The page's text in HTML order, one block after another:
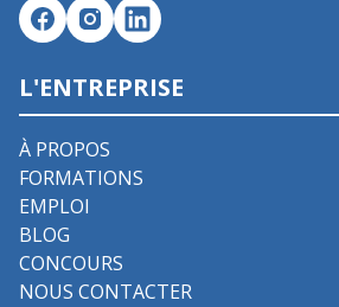
L'ENTREPRISE
À PROPOS
FORMATIONS
EMPLOI
BLOG
CONCOURS
NOUS CONTACTER